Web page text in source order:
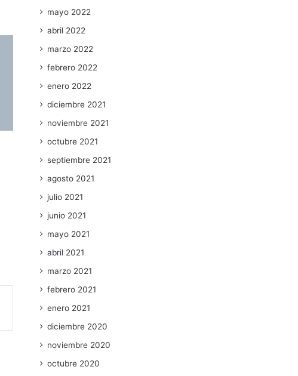
mayo 2022
abril 2022
marzo 2022
febrero 2022
enero 2022
diciembre 2021
noviembre 2021
octubre 2021
septiembre 2021
agosto 2021
julio 2021
junio 2021
mayo 2021
abril 2021
marzo 2021
febrero 2021
enero 2021
diciembre 2020
noviembre 2020
octubre 2020